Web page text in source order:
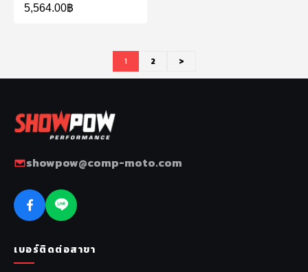
5,564.00฿
1 2 >
showpow@comp-moto.com
เบอร์ติดต่อสาขา